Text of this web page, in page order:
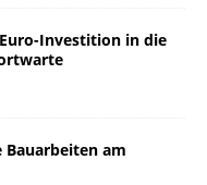
Investition in die
Bauarbeiten am